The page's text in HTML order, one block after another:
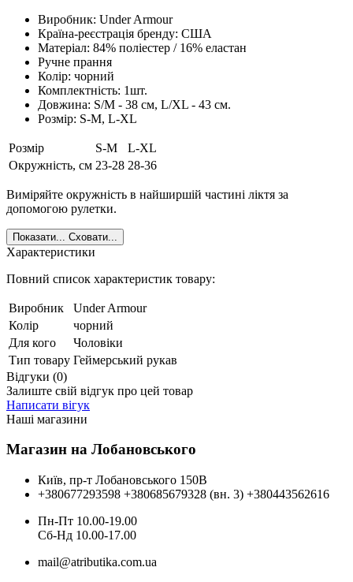
Виробник: Under Armour
Країна-реєстрація бренду: США
Матеріал: 84% поліестер / 16% еластан
Ручне прання
Колір: чорний
Комплектність: 1шт.
Довжина: S/M - 38 см, L/XL - 43 см.
Розмір: S-M, L-XL
Розмір S-M
L-XL
Окружність, см 23-28 28-36
Виміряйте окружність в найширшій частині ліктя за
допомогою рулетки.
Показати... Сховати...
Характеристики
Повний список характеристик товару:
Виробник
Under Armour
Колір
чорний
Для кого
Чоловіки
Тип товару Геймерський рукав
Відгуки (0)
Залиште свій відгук про цей товар
Написати вігук
Наші магазини
Магазин на Лобановського
Київ, пр-т Лобановського 150В
+380677293598 +380685679328 (вн. 3) +380443562616
Пн-Пт 10.00-19.00
Cб-Нд 10.00-17.00
mail@atributika.com.ua